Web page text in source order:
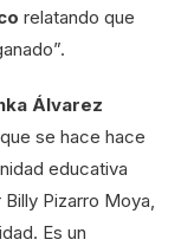
relatando que
Álvarez
se hace hace
educativa
Pizarro Moya,
Es un